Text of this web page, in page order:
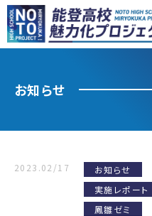
お知らせ
2023.02/17
お知らせ
実施レポート
鳳雛ゼミ